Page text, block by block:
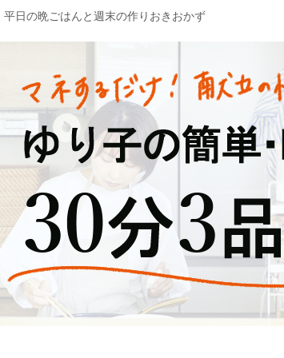
平日の晩ごはんと週末の作りおきおかず